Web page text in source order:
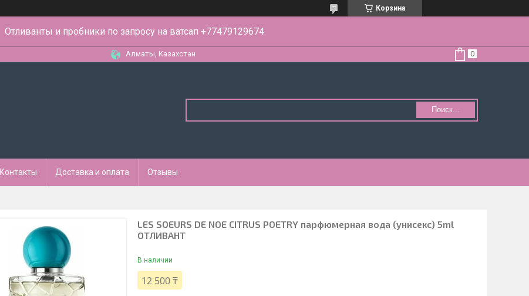
Корзина
Отливанты и пробники по запросу на ватсап +77479129674
Алматы, Казахстан
Поиск...
Контакты Доставка и оплата Отзывы
LES SOEURS DE NOE CITRUS POETRY парфюмерная вода (унисекс) 5ml
ОТЛИВАНТ
В наличии
12 500 ₸